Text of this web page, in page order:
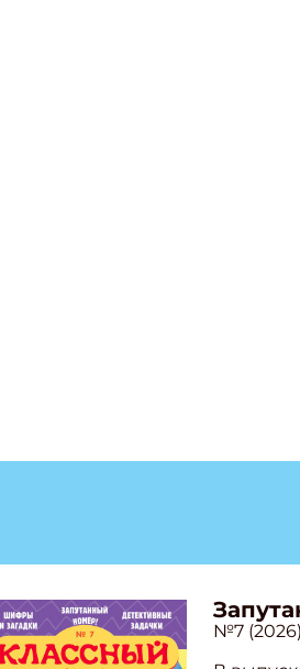
№7 (2026)